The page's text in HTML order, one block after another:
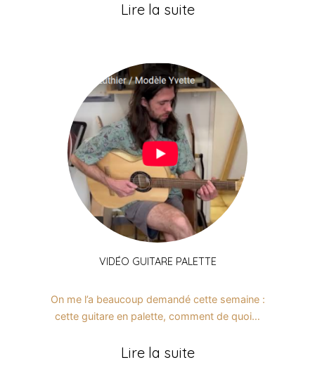
Lire la suite
VIDÉO GUITARE PALETTE
On me l’a beaucoup demandé cette semaine :
cette guitare en palette, comment de quoi…
Lire la suite